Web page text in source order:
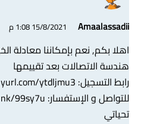
Amaalassadii 15/8/2021 1:08 م
اهلا بكم, نعم بإمكاننا معادلة
هندسة الاتصالات بعد تقييمها
رابط التسجيل: ytdljmu3
للتواصل و الإستفسار: 99sy7u
تحياتي